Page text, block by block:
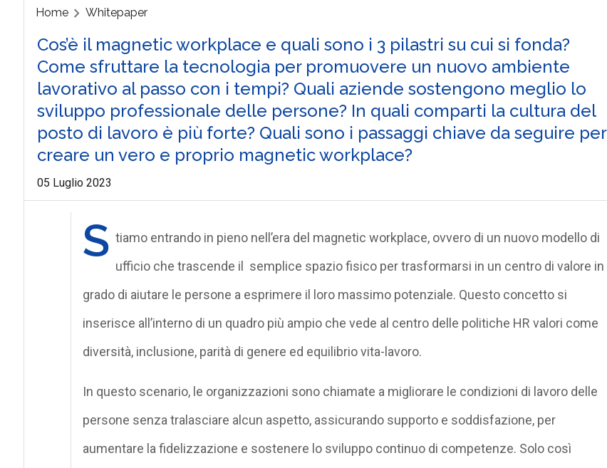
Home Whitepaper
Cos’è il magnetic workplace e quali sono i 3 pilastri su cui si fonda?
Come sfruttare la tecnologia per promuovere un nuovo ambiente
lavorativo al passo con i tempi? Quali aziende sostengono meglio lo
sviluppo professionale delle persone? In quali comparti la cultura del
posto di lavoro è più forte? Quali sono i passaggi chiave da seguire per
creare un vero e proprio magnetic workplace?
05 Luglio 2023
S tiamo entrando in pieno nell’era del magnetic workplace, ovvero di un nuovo modello di
ufficio che trascende il semplice spazio fisico per trasformarsi in un centro di valore in
grado di aiutare le persone a esprimere il loro massimo potenziale. Questo concetto si
inserisce all’interno di un quadro più ampio che vede al centro delle politiche HR valori come
diversità, inclusione, parità di genere ed equilibrio vita-lavoro.
In questo scenario, le organizzazioni sono chiamate a migliorare le condizioni di lavoro delle
persone senza tralasciare alcun aspetto, assicurando supporto e soddisfazione, per
aumentare la fidelizzazione e sostenere lo sviluppo continuo di competenze. Solo così